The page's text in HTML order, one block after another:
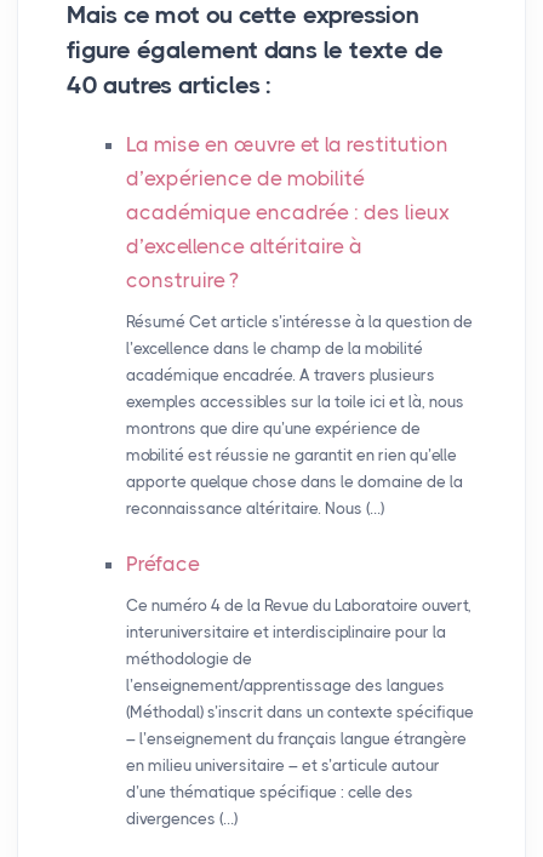
Mais ce mot ou cette expression
figure également dans le texte de
40 autres articles :
La mise en œuvre et la restitution
d’expérience de mobilité
académique encadrée : des lieux
d’excellence altéritaire à
construire?
Résumé Cet article s’intéresse à la question de
l’excellence dans le champ de la mobilité
académique encadrée. A travers plusieurs
exemples accessibles sur la toile ici et là, nous
montrons que dire qu’une expérience de
mobilité est réussie ne garantit en rien qu’elle
apporte quelque chose dans le domaine de la
reconnaissance altéritaire. Nous (…)
Préface
Ce numéro 4 de la Revue du Laboratoire ouvert,
interuniversitaire et interdisciplinaire pour la
méthodologie de
l’enseignement/apprentissage des langues
(Méthodal) s’inscrit dans un contexte spécifique
– l’enseignement du français langue étrangère
en milieu universitaire – et s’articule autour
d’une thématique spécifique : celle des
divergences (…)